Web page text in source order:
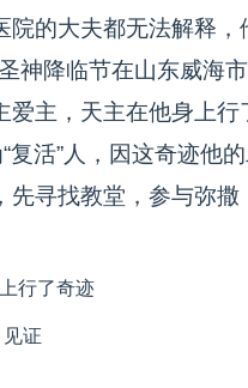
院的大夫都无法解释
神降临节在山东威海
爱主，天主在他身上
“复活”人，因这奇迹他
先寻找教堂，参与弥撒
行了奇迹
见证